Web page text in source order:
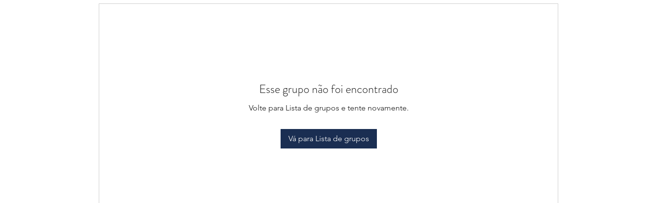
Esse grupo não foi encontrado
Volte para Lista de grupos e tente novamente.
Vá para Lista de grupos